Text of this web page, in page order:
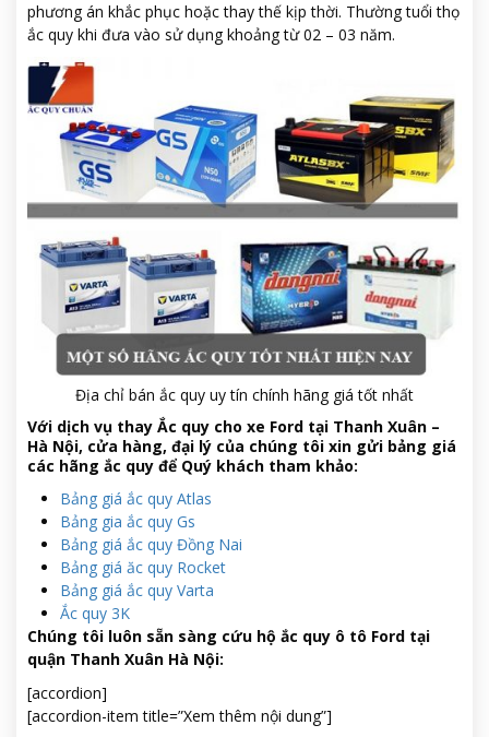
phương án khắc phục hoặc thay thế kịp thời. Thường tuổi thọ
ắc quy khi đưa vào sử dụng khoảng từ 02 – 03 năm.
Địa chỉ bán ắc quy uy tín chính hãng giá tốt nhất
Với dịch vụ thay Ắc quy cho xe Ford tại Thanh Xuân –
Hà Nội, cửa hàng, đại lý của chúng tôi xin gửi bảng giá
các hãng ắc quy để Quý khách tham khảo:
Bảng giá ắc quy Atlas
Bảng gia ắc quy Gs
Bảng giá ắc quy Đồng Nai
Bảng giá ăc quy Rocket
Bảng giá ắc quy Varta
Ắc quy 3K
Chúng tôi luôn sẵn sàng cứu hộ ắc quy ô tô Ford tại
quận Thanh Xuân Hà Nội:
[accordion]
[accordion-item title=”Xem thêm nội dung”]